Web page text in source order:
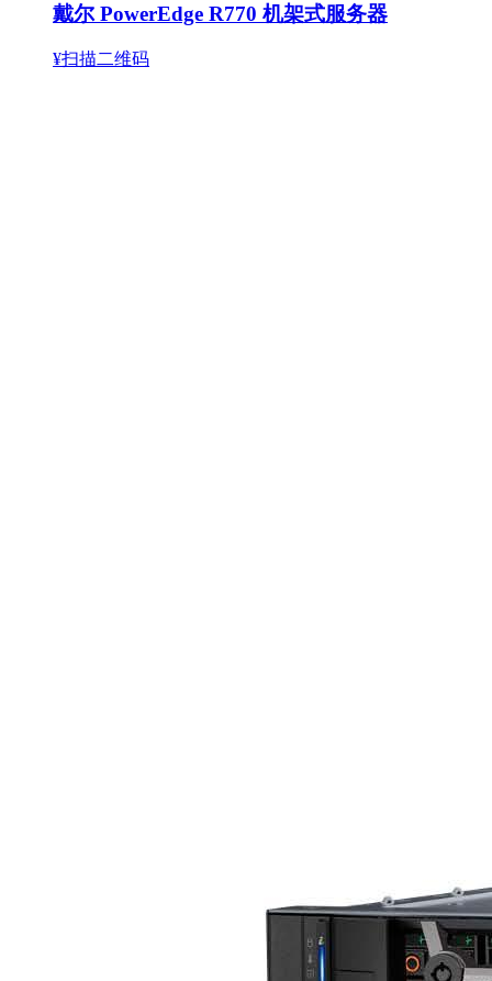
戴尔 PowerEdge R770 机架式服务器
¥扫描二维码